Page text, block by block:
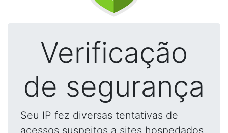
Verificação
de segurança
Seu IP fez diversas tentativas de
acessos suspeitos a sites hospedados